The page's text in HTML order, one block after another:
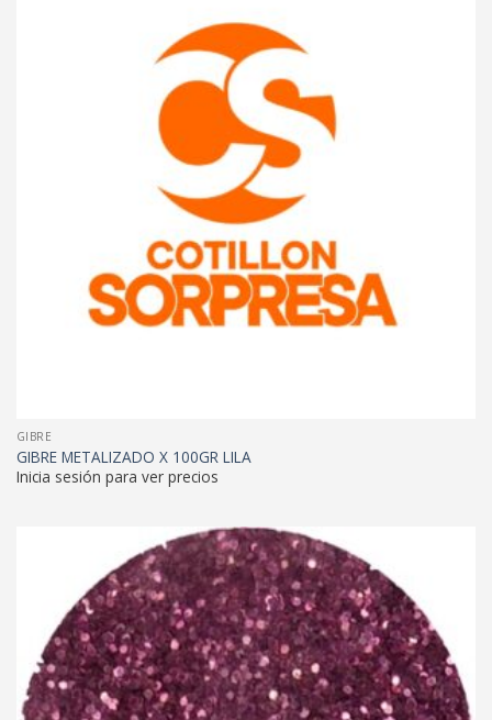
GIBRE
GIBRE METALIZADO X 100GR LILA
Inicia sesión para ver precios